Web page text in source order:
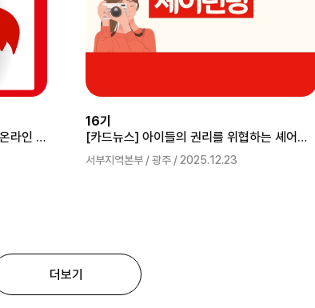
[카드뉴스] 아동 대상 디지털 성범죄-온라인 그루밍
16기
[카드뉴스] 아이들의 권리를 위협하는 셰어런팅
서부지역본부 / 광주 / 2025.12.23
더보기